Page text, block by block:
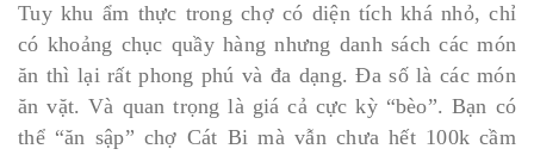
Tuy khu ẩm thực trong chợ có diện tích khá nhỏ, chỉ
có khoảng chục quầy hàng nhưng danh sách các món
ăn thì lại rất phong phú và đa dạng. Đa số là các món
ăn vặt. Và quan trọng là giá cả cực kỳ “bèo”. Bạn có
thể “ăn sập” chợ Cát Bi mà vẫn chưa hết 100k cầm